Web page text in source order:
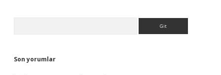
Son yorumlar